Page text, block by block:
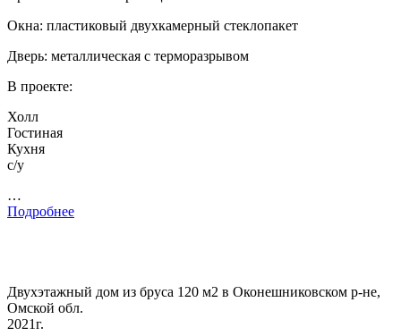
Окна: пластиковый двухкамерный стеклопакет
Дверь: металлическая с терморазрывом
В проекте:
Холл
Гостиная
Кухня
с/у
…
Подробнее
Двухэтажный дом из бруса 120 м2 в Оконешниковском р-не,
Омской обл.
2021г.